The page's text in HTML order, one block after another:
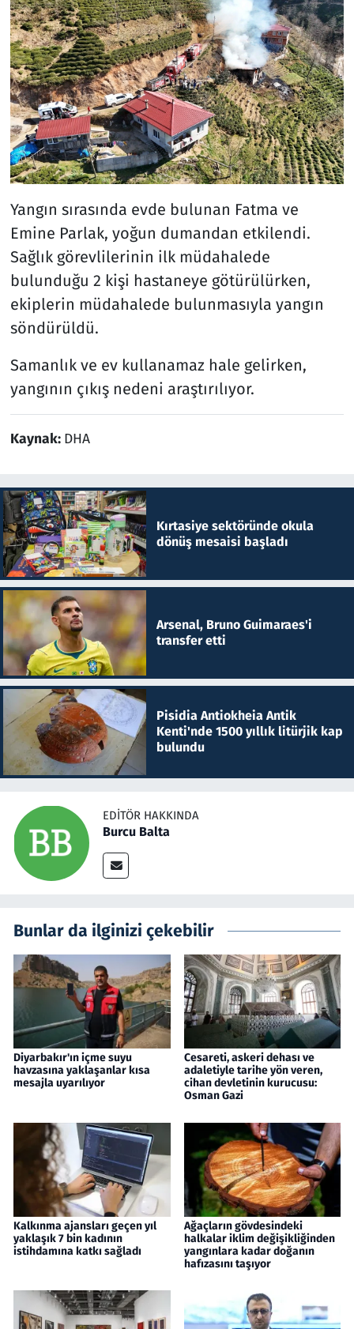
Yangın sırasında evde bulunan Fatma ve
Emine Parlak, yoğun dumandan etkilendi.
Sağlık görevlilerinin ilk müdahalede
bulunduğu 2 kişi hastaneye götürülürken,
ekiplerin müdahalede bulunmasıyla yangın
söndürüldü.
Samanlık ve ev kullanamaz hale gelirken,
yangının çıkış nedeni araştırılıyor.
Kaynak: DHA
Kırtasiye sektöründe okula
dönüş mesaisi başladı
Arsenal, Bruno Guimaraes'i
transfer etti
Pisidia Antiokheia Antik
Kenti'nde 1500 yıllık litürjik kap
bulundu
EDITÖR HAKKINDA
Burcu Balta
Bunlar da ilginizi çekebilir
Diyarbakır'ın içme suyu
havzasına yaklaşanlar kısa
mesajla uyarılıyor
Cesareti, askeri dehası ve
adaletiyle tarihe yön veren,
cihan devletinin kurucusu:
Osman Gazi
Kalkınma ajansları geçen yıl
yaklaşık 7 bin kadının
istihdamına katkı sağladı
Ağaçların gövdesindeki
halkalar iklim değişikliğinden
yangınlara kadar doğanın
hafızasını taşıyor